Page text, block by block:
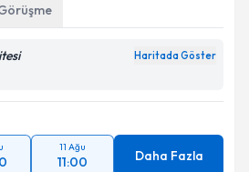
Haritada Göster
11 Ağu
11:00 Daha Fazla